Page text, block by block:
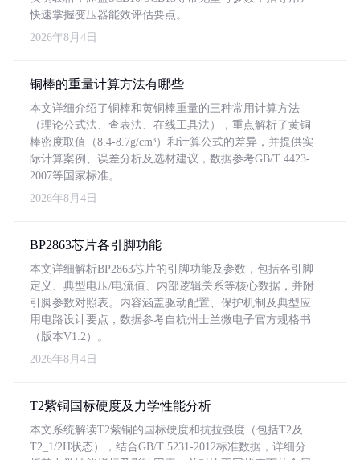
快速掌握变压器能效评估要点。
2026年8月4日
铜棒的重量计算方法有哪些
本文详细介绍了铜棒和黄铜棒重量的三种常用计算方法
（理论公式法、查表法、在线工具法），重点解析了黄铜
棒密度取值（8.4-8.7g/cm³）和计算公式的差异，并提供实
际计算案例、误差分析及选材建议，数据参考GB/T 4423-
2007等国家标准。
2026年8月4日
BP2863芯片各引脚功能
本文详细解析BP2863芯片的引脚功能及参数，包括各引脚
定义、典型电压/电流值、内部逻辑关系等核心数据，并附
引脚参数对照表。内容涵盖驱动配置、保护机制及典型应
用电路设计要点，数据参考自杭州士兰微电子官方规格书
（版本V1.2）。
2026年8月4日
T2紫铜国标硬度及力学性能分析
本文系统解读T2紫铜的国标硬度和抗拉强度（包括T2及
T2_1/2H状态），结合GB/T 5231-2012标准数据，详细分